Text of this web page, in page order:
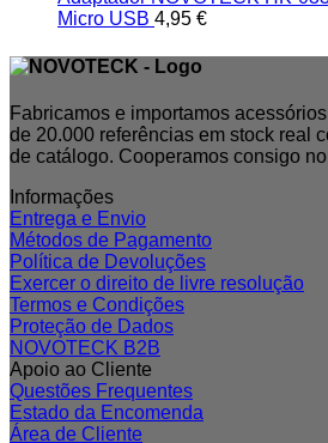
Micro USB 4,95 €
Fabricamos e importamos
de 20.000 referências em stock real
de catálogo. Cooperamos consigo
Informações
Entrega e Envio
Métodos de Pagamento
Política de Devoluções
Exercer o direito de livre resolução
Termos e Condições
Proteção de Dados
NOVOTECK B2B
Apoio ao Cliente
Questões Frequentes
Estado da Encomenda
Área de Cliente